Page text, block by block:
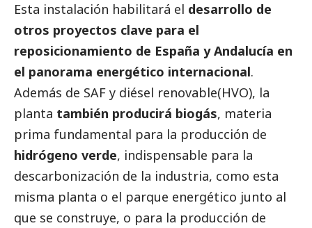
Esta instalación habilitará el desarrollo de
otros proyectos clave para el
reposicionamiento de España y Andalucía en
el panorama energético internacional.
Además de SAF y diésel renovable(HVO), la
planta también producirá biogás, materia
prima fundamental para la producción de
hidrógeno verde, indispensable para la
descarbonización de la industria, como esta
misma planta o el parque energético junto al
que se construye, o para la producción de